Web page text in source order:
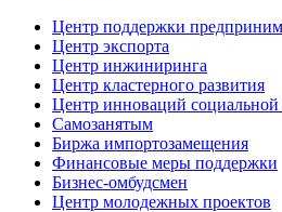
Центр поддержки
Центр экспорта
Центр инжиниринга
Центр кластерного развития
Центр инноваций
Cамозанятым
Биржа импортозамещения
Финансовые меры поддержки
Бизнес-омбудсмен
Центр молодежных проектов